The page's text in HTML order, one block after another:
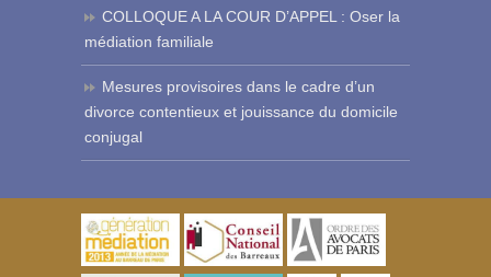
COLLOQUE A LA COUR D’APPEL : Oser la
médiation familiale
Mesures provisoires dans le cadre d’un
divorce contentieux et jouissance du domicile
conjugal